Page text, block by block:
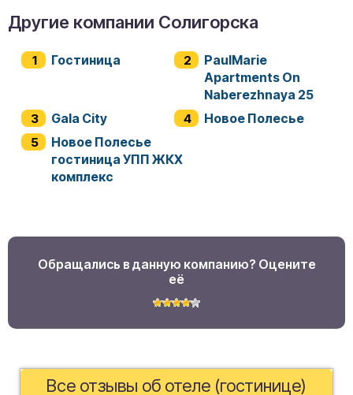
Другие компании Солигорска
Гостиница
PaulMarie
Apartments On
Naberezhnaya 25
Gala City
Новое Полесье
Новое Полесье
гостиница УПП ЖКХ
комплекс
Обращались в данную компанию? Оцените
её
Все отзывы об отеле (гостинице)